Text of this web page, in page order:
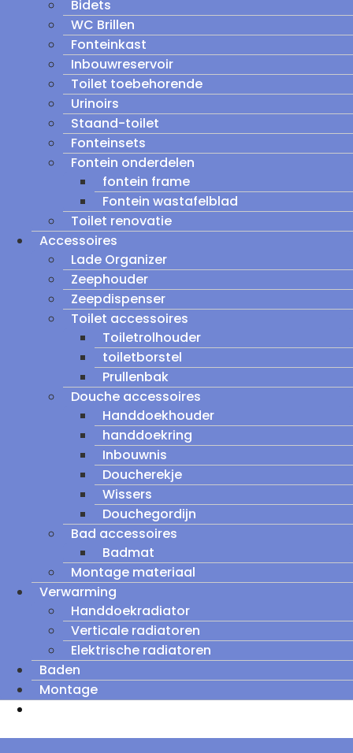
Bidets
WC Brillen
Fonteinkast
Inbouwreservoir
Toilet toebehorende
Urinoirs
Staand-toilet
Fonteinsets
Fontein onderdelen
fontein frame
Fontein wastafelblad
Toilet renovatie
Accessoires
Lade Organizer
Zeephouder
Zeepdispenser
Toilet accessoires
Toiletrolhouder
toiletborstel
Prullenbak
Douche accessoires
Handdoekhouder
handdoekring
Inbouwnis
Doucherekje
Wissers
Douchegordijn
Bad accessoires
Badmat
Montage materiaal
Verwarming
Handdoekradiator
Verticale radiatoren
Elektrische radiatoren
Baden
Montage